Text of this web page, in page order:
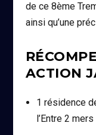
de ce 8ème
ainsi qu’une
ACTION
1 résidence
l’Entre 2